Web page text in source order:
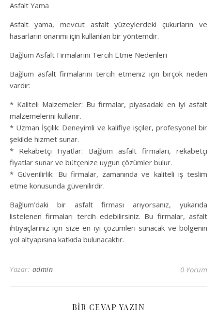
Asfalt Yama
Asfalt yama, mevcut asfalt yüzeylerdeki çukurların ve
hasarların onarımı için kullanılan bir yöntemdir.
Bağlum Asfalt Firmalarını Tercih Etme Nedenleri
Bağlum asfalt firmalarını tercih etmeniz için birçok neden
vardır:
* Kaliteli Malzemeler: Bu firmalar, piyasadaki en iyi asfalt
malzemelerini kullanır.
* Uzman İşçilik: Deneyimli ve kalifiye işçiler, profesyonel bir
şekilde hizmet sunar.
* Rekabetçi Fiyatlar: Bağlum asfalt firmaları, rekabetçi
fiyatlar sunar ve bütçenize uygun çözümler bulur.
* Güvenilirlik: Bu firmalar, zamanında ve kaliteli iş teslim
etme konusunda güvenilirdir.
Bağlum’daki bir asfalt firması arıyorsanız, yukarıda
listelenen firmaları tercih edebilirsiniz. Bu firmalar, asfalt
ihtiyaçlarınız için size en iyi çözümleri sunacak ve bölgenin
yol altyapısına katkıda bulunacaktır.
Yazar: admin 0 Yorum
BIR CEVAP YAZIN